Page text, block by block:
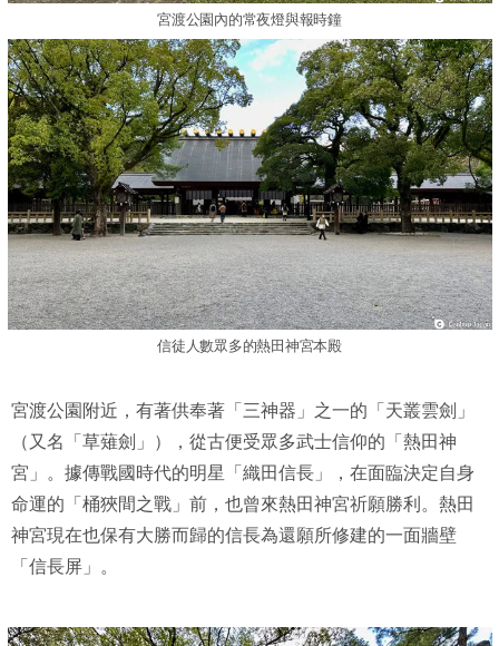
宮渡公園內的常夜燈與報時鐘
信徒人數眾多的熱田神宮本殿
宮渡公園附近，有著供奉著「三神器」之一的「天叢雲劍」
（又名「草薙劍」），從古便受眾多武士信仰的「熱田神
宮」。據傳戰國時代的明星「織田信長」，在面臨決定自身
命運的「桶狹間之戰」前，也曾來熱田神宮祈願勝利。熱田
神宮現在也保有大勝而歸的信長為還願所修建的一面牆壁
「信長屏」。